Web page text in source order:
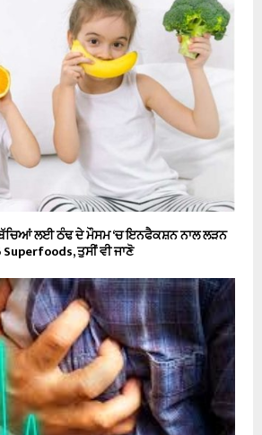
ਲਈ ਠੰਢ ਦੇ ਮੌਸਮ ‘ਚ ਇਨਫੈਕਸ਼ਨ ਨਾਲ ਲੜਨ
ਤੁਸੀਂ ਵੀ ਜਾਣੋ